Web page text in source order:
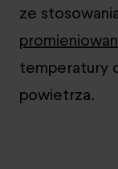
ze
temperatury
powietrza.